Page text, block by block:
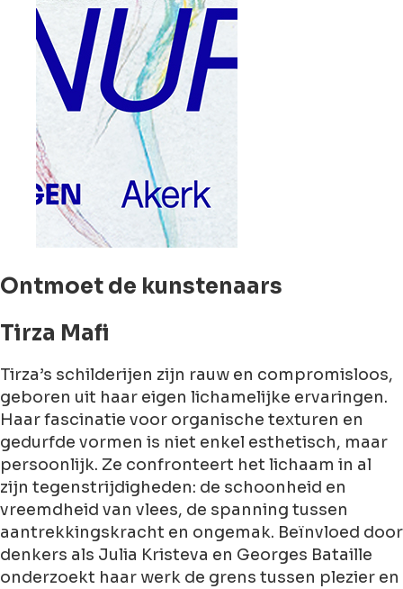
Ontmoet de kunstenaars
Tirza Mafi
Tirza’s schilderijen zijn rauw en compromisloos,
geboren uit haar eigen lichamelijke ervaringen.
Haar fascinatie voor organische texturen en
gedurfde vormen is niet enkel esthetisch, maar
persoonlijk. Ze confronteert het lichaam in al
zijn tegenstrijdigheden: de schoonheid en
vreemdheid van vlees, de spanning tussen
aantrekkingskracht en ongemak. Beïnvloed door
denkers als Julia Kristeva en Georges Bataille
onderzoekt haar werk de grens tussen plezier en